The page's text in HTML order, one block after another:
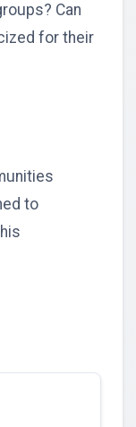
Can
for their
to